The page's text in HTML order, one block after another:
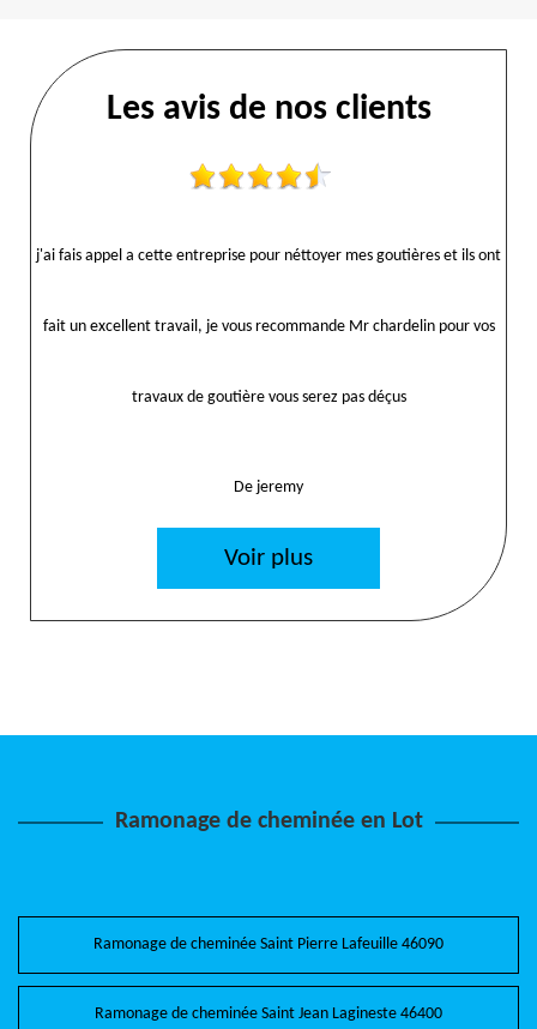
Les avis de nos clients
j'ai fais appel a cette entreprise pour néttoyer mes goutières et ils ont
fait un excellent travail, je vous recommande Mr chardelin pour vos
travaux de goutière vous serez pas déçus
De jeremy
Voir plus
Ramonage de cheminée en Lot
Ramonage de cheminée Saint Pierre Lafeuille 46090
Ramonage de cheminée Saint Jean Lagineste 46400